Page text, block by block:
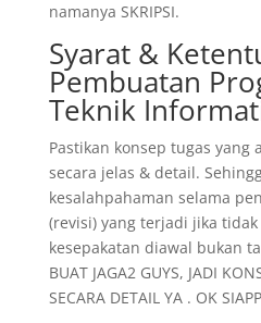
namanya SKRIPSI.
Syarat &
Pembuatan
Teknik
Pastikan konsep tugas yang
secara jelas & detail.
kesalahpahaman selama
(revisi) yang terjadi jika
kesepakatan diawal bukan
BUAT JAGA2 GUYS, JADI
SECARA DETAIL YA . OK